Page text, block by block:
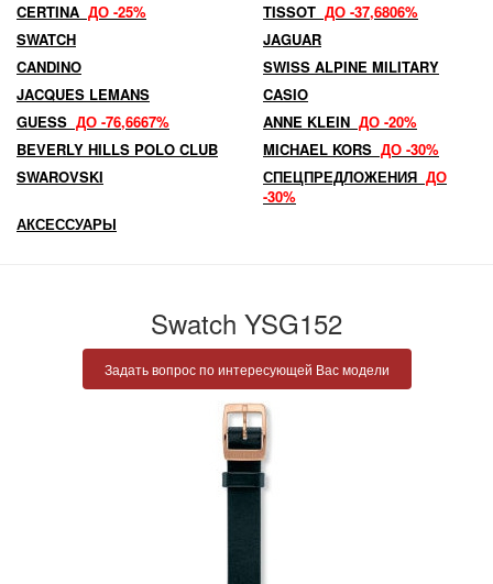
CERTINA ДО -25% TISSOT ДО -37,6806%
SWATCH
JAGUAR
CANDINO
SWISS ALPINE MILITARY
JACQUES LEMANS
CASIO
GUESS ДО -76,6667% ANNE KLEIN ДО -20%
BEVERLY HILLS POLO CLUB
MICHAEL KORS ДО -30%
SWAROVSKI
СПЕЦПРЕДЛОЖЕНИЯ ДО
-30%
АКСЕССУАРЫ
Swatch YSG152
Задать вопрос по интересующей Вас модели